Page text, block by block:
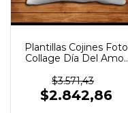
Plantillas Cojines Foto
Collage Día Del Amor
$3.571,43
$2.842,86